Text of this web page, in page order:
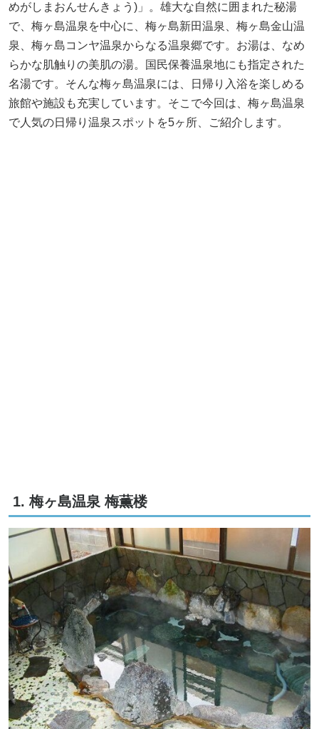
めがしまおんせんきょう)」。雄大な自然に囲まれた秘湯
で、梅ヶ島温泉を中心に、梅ヶ島新田温泉、梅ヶ島金山温
泉、梅ヶ島コンヤ温泉からなる温泉郷です。お湯は、なめ
らかな肌触りの美肌の湯。国民保養温泉地にも指定された
名湯です。そんな梅ヶ島温泉には、日帰り入浴を楽しめる
旅館や施設も充実しています。そこで今回は、梅ヶ島温泉
で人気の日帰り温泉スポットを5ヶ所、ご紹介します。
1. 梅ヶ島温泉 梅薫楼